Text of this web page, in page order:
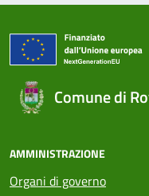
Comune di
AMMINISTRAZIONE
Organi di governo